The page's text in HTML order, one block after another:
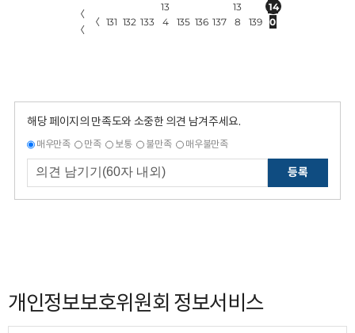
〈
〈
〈 131 132 133
13
4
135 136 137
13
8
139
14
0
해당 페이지의 만족도와 소중한 의견 남겨주세요.
매우만족 만족 보통 불만족 매우불만족
등록
개인정보보호위원회 정보서비스